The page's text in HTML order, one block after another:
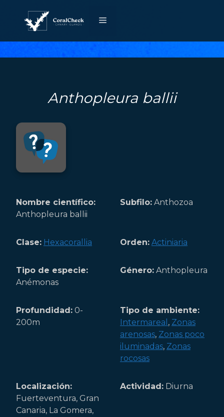
contenido
Menú
Anthopleura ballii
Nombre científico:
Anthopleura ballii
Subfilo: Anthozoa
Clase: Hexacorallia Orden: Actiniaria
Tipo de especie:
Anémonas
Género: Anthopleura
Profundidad: 0-
200m
Tipo de ambiente:
Intermareal , Zonas
arenosas, Zonas poco
iluminadas, Zonas
rocosas
Localización:
Fuerteventura, Gran
Canaria, La Gomera,
Actividad: Diurna